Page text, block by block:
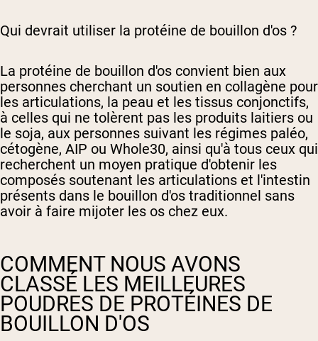
Qui devrait utiliser la protéine de bouillon d'os ?
La protéine de bouillon d'os convient bien aux
personnes cherchant un soutien en collagène pour
les articulations, la peau et les tissus conjonctifs,
à celles qui ne tolèrent pas les produits laitiers ou
le soja, aux personnes suivant les régimes paléo,
cétogène, AIP ou Whole30, ainsi qu'à tous ceux qui
recherchent un moyen pratique d'obtenir les
composés soutenant les articulations et l'intestin
présents dans le bouillon d'os traditionnel sans
avoir à faire mijoter les os chez eux.
COMMENT NOUS AVONS
CLASSÉ LES MEILLEURES
POUDRES DE PROTÉINES DE
BOUILLON D'OS